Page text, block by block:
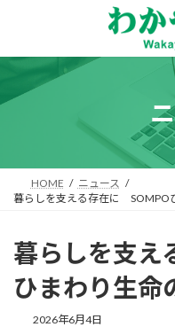
ン
へ
プ
ー
ョ
動
HOME
ニュース
暮らしを支える存在に SOMPO
暮らしを支
ひまわり生命
2026年6月4日